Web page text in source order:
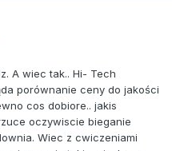
A wiec tak.. Hi- Tech
porównanie ceny do jakości
cos dobiore.. jakis
oczywiscie bieganie
Wiec z cwiczeniami